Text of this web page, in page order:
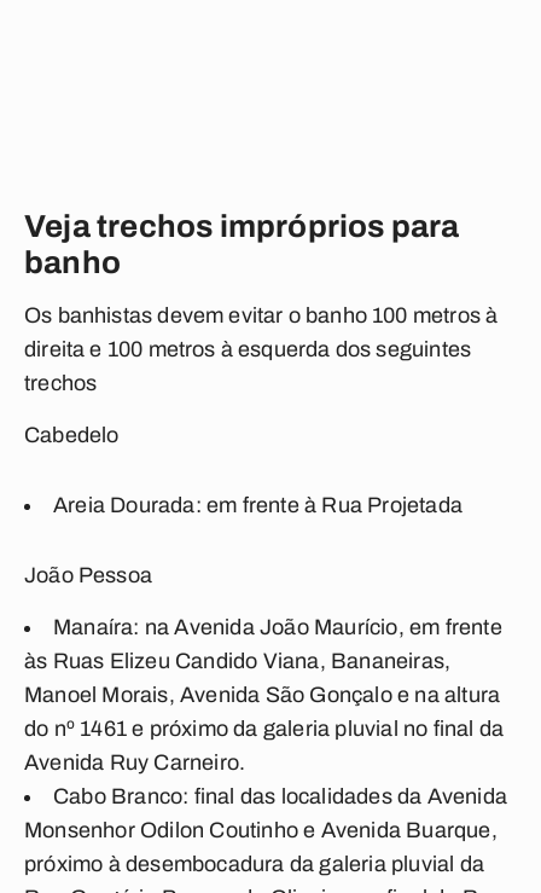
Veja trechos impróprios para
banho
Os banhistas devem evitar o banho 100 metros à
direita e 100 metros à esquerda dos seguintes
trechos
Cabedelo
Areia Dourada: em frente à Rua Projetada
João Pessoa
Manaíra: na Avenida João Maurício, em frente
às Ruas Elizeu Candido Viana, Bananeiras,
Manoel Morais, Avenida São Gonçalo e na altura
do nº 1461 e próximo da galeria pluvial no final da
Avenida Ruy Carneiro.
Cabo Branco: final das localidades da Avenida
Monsenhor Odilon Coutinho e Avenida Buarque,
próximo à desembocadura da galeria pluvial da